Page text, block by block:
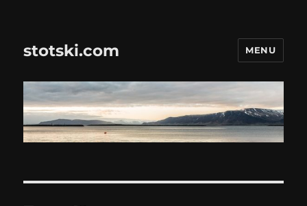
stotski.com MENU